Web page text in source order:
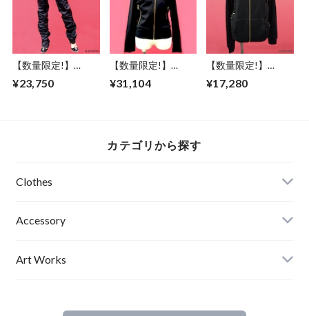
LOGOSTITCH（P）
【数量限定!】
ンツ タック BLACK
¥23,750
【数量限定!】
黒 BLACK 金 サテン
¥31,104
【数量限定!】
両サイド レース ベ
¥17,280
カテゴリから探す
Clothes
Mens
Ladies
Accessory
Art Works